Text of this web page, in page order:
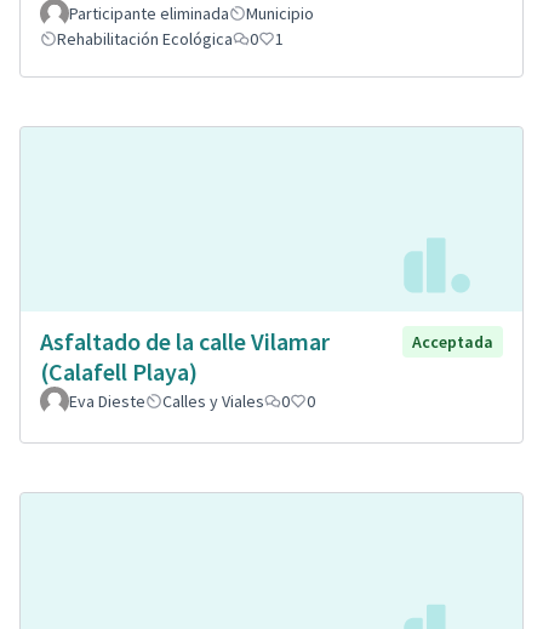
Participante eliminada
Municipio
Rehabilitación Ecológica
0 1
Asfaltado de la calle Vilamar
(Calafell Playa)
Acceptada
Eva Dieste Calles y Viales 0 0